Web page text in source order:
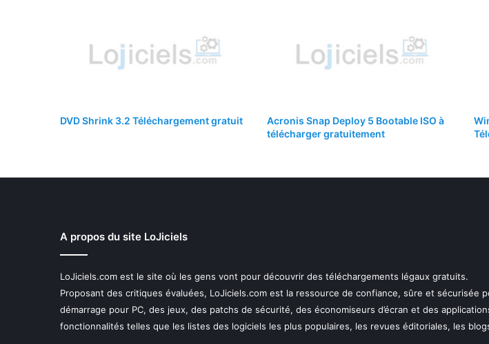
DVD Shrink 3.2 Téléchargement gratuit
Acronis Snap Deploy 5 Bootable ISO à
télécharger gratuitement
A propos du site LoJiciels
LoJiciels.com est le site où les gens vont pour découvrir des téléchargements légaux gratuits.
Proposant des critiques évaluées, LoJiciels.com est la ressource de confiance, sûre et sécurisée
démarrage pour PC, des jeux, des patchs de sécurité, des économiseurs d’écran et des
fonctionnalités telles que les listes des logiciels les plus populaires, les revues éditoriales, les